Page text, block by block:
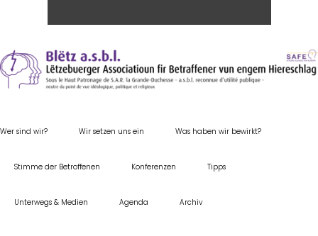
Wer sind wir? Wir setzen uns ein Was haben wir bewirkt?
Stimme der Betroffenen Konferenzen Tipps
Unterwegs & Medien Agenda Archiv